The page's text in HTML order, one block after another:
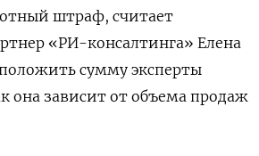
штраф, считает
«РИ-консалтинга» Елена
сумму эксперты
она зависит от объема продаж